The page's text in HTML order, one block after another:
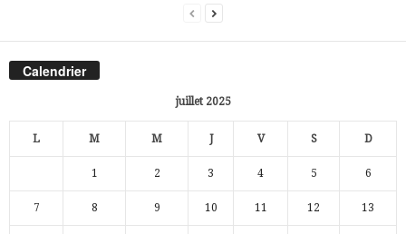
Calendrier
juillet 2025
L M M J V S D
1 2 3 4 5 6
7 8 9 10 11 12 13